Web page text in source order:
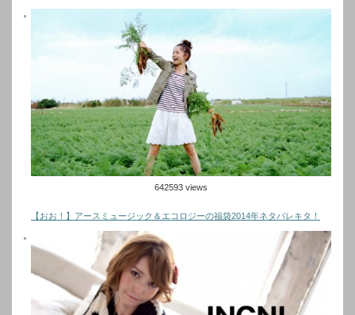
642593 views
【おお！】アースミュージック＆エコロジーの福袋2014年ネタバレキタ！